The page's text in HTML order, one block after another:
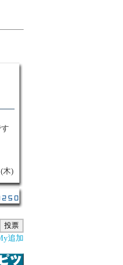
木)
追加